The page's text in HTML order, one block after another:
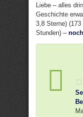
Liebe – alles
Geschichte
3,8 Sterne)
Stunden) –